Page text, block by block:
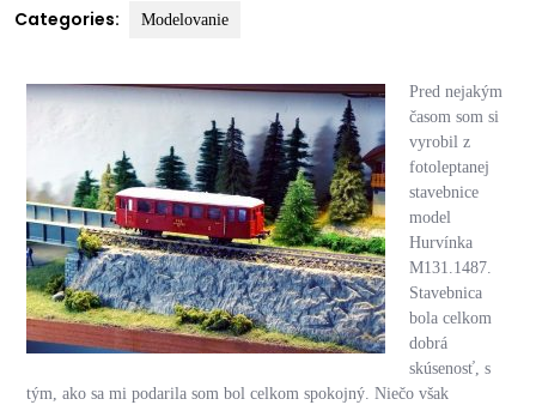
Categories: Modelovanie
Pred nejakým
časom som si
vyrobil z
fotoleptanej
stavebnice
model
Hurvínka
M131.1487.
Stavebnica
bola celkom
dobrá
skúsenosť, s
tým, ako sa mi podarila som bol celkom spokojný. Niečo však